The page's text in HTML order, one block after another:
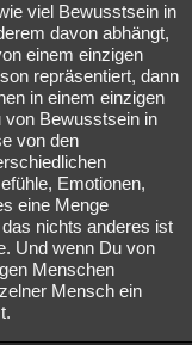
viel Bewusstsein in
davon abhängt,
einem einzigen
repräsentiert, dann
in einem einzigen
von Bewusstsein in
von den
Emotionen,
eine Menge
nichts anderes ist
Und wenn Du von
Menschen
Mensch ein